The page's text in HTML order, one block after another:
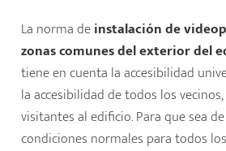
La norma deinstalación de
zonas comunes del exterior del
tiene en cuenta la accesibilidad
la accesibilidad de todos los
visitantes al edificio. Para que sea
condiciones normales para todos